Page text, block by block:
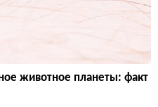
животное планеты: факт